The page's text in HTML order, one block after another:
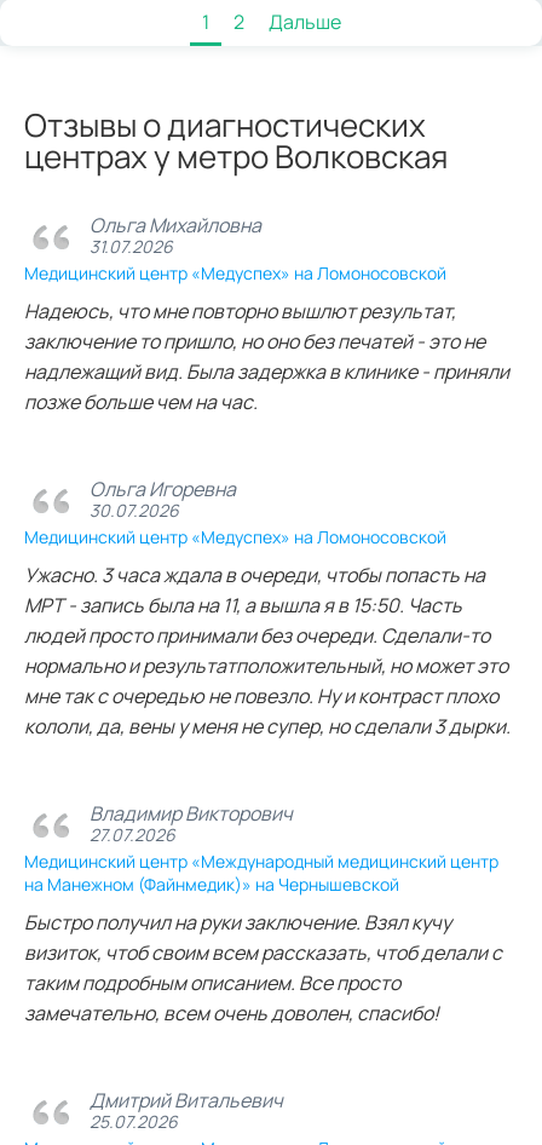
1 2 Дальше
Отзывы о диагностических
центрах у метро Волковская
Ольга Михайловна
31.07.2026
Медицинский центр «Медуспех» на Ломоносовской
Надеюсь, что мне повторно вышлют результат,
заключение то пришло, но оно без печатей - это не
надлежащий вид. Была задержка в клинике - приняли
позже больше чем на час.
Ольга Игоревна
30.07.2026
Медицинский центр «Медуспех» на Ломоносовской
Ужасно. 3 часа ждала в очереди, чтобы попасть на
МРТ - запись была на 11, а вышла я в 15:50. Часть
людей просто принимали без очереди. Сделали-то
нормально и результатположительный, но может это
мне так с очередью не повезло. Ну и контраст плохо
кололи, да, вены у меня не супер, но сделали 3 дырки.
Владимир Викторович
27.07.2026
Медицинский центр «Международный медицинский центр
на Манежном (Файнмедик)» на Чернышевской
Быстро получил на руки заключение. Взял кучу
визиток, чтоб своим всем рассказать, чтоб делали с
таким подробным описанием. Все просто
замечательно, всем очень доволен, спасибо!
Дмитрий Витальевич
25.07.2026